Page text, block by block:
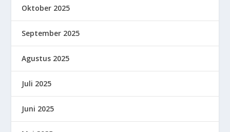
Oktober 2025
September 2025
Agustus 2025
Juli 2025
Juni 2025